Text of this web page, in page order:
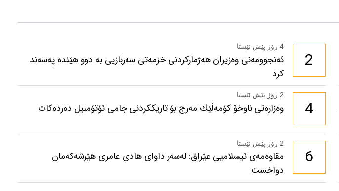
2
4 رۆژ پێش ئێستا
ئەنجوومەنی وەزیران هەژمارکردنی خزمەتی سەربازیی بە دوو هێندە پەسەند
کرد
4
2 رۆژ پێش ئێستا
وەزارەتی ناوخۆ كۆمەڵێك مەرج بۆ تاریككردنی جامی ئۆتۆمبیل دەردەكات
6
2 رۆژ پێش ئێستا
مقاوەمەی ئیسلامیی عێراق: لەسەر داوای هادی عامری هێرشەکەمان
دواخست